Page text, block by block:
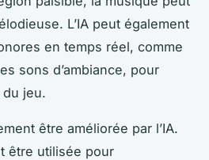
L’IA peut également
en temps réel, comme
sons d’ambiance, pour
jeu.
être améliorée par l’IA.
être utilisée pour